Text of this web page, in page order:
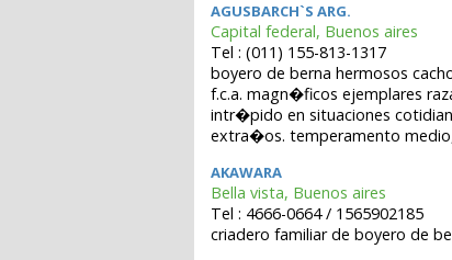
AGUSBARCH`S ARG.
Capital federal, Buenos aires
Tel : (011) 155-813-1317
boyero de berna hermosos
f.c.a. magn�ficos ejemplares
intr�pido en situaciones
extra�os. temperamento
AKAWARA
Bella vista, Buenos aires
Tel : 4666-0664 / 1565902185
criadero familiar de boyero de